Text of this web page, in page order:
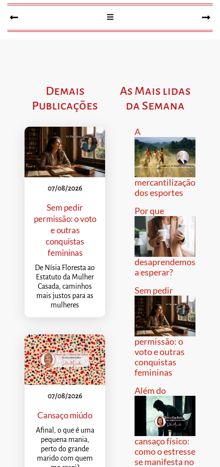
Demais
Publicações
07/08/2026
Sem pedir
permissão: o voto
e outras
conquistas
femininas
De Nísia Floresta ao
Estatuto da Mulher
Casada, caminhos
mais justos para as
mulheres
07/08/2026
Cansaço miúdo
Afinal, o que é uma
pequena mania,
perto do grande
marido com quem
As Mais lidas
da Semana
A
mercantilização
dos esportes
Por que
desaprendemos
a esperar?
Sem pedir
permissão: o
voto e outras
conquistas
femininas
Além do
cansaço físico:
como o estresse
se manifesta no